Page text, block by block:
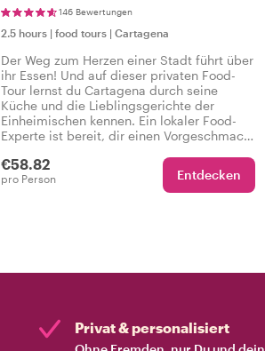
146 Bewertungen
2.5 hours | food tours | Cartagena
Der Weg zum Herzen einer Stadt führt über
ihr Essen! Und auf dieser privaten Food-
Tour lernst du Cartagena durch seine
Küche und die Lieblingsgerichte der
Einheimischen kennen. Ein lokaler Food-
Experte ist bereit, dir einen Vorgeschmack
deine Gelüste nach lokalem Essen und
Stadthighlights zu stillen.
€58.82
pro Person Entdecken
Privat & personalisiert